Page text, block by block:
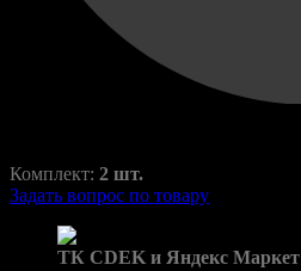
Комплект: 2 шт.
Задать вопрос по товару
ТК CDEK и Яндекс Маркет